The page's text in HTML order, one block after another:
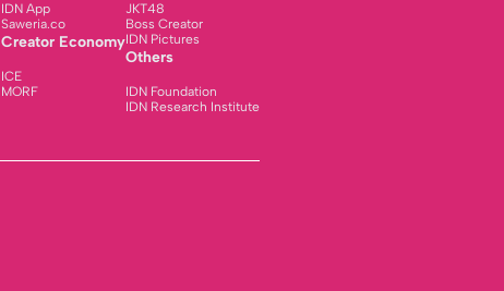
IDN App
Saweria.co
Creator Economy
ICE
MORF
JKT48
Boss Creator
IDN Pictures
Others
IDN Foundation
IDN Research Institute